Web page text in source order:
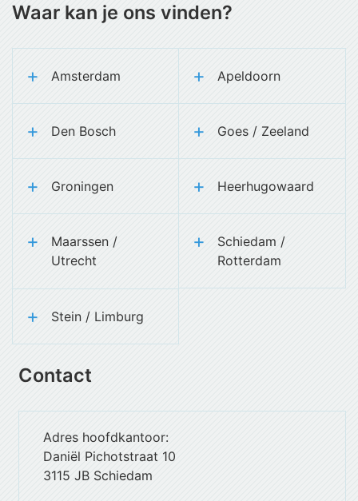
Waar kan je ons vinden?
Amsterdam Apeldoorn
Den Bosch Goes / Zeeland
Groningen Heerhugowaard
Maarssen /
Utrecht
Schiedam /
Rotterdam
Stein / Limburg
Contact
Adres hoofdkantoor:
Daniël Pichotstraat 10
3115 JB Schiedam